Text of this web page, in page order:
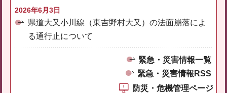
2026年6月3日
県道大又小川線（東吉野村大又）の法面崩落によ
る通行止について
緊急・災害情報一覧
緊急・災害情報RSS
防災・危機管理ページ